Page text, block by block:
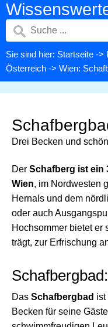
Sie sind hier: Startseite ->
Österreich -> Wien:
Drei Becken und
Der Schafberg ist ein
Wien, im Nordwesten
Hernals und dem
oder auch
Hochsommer bietet er
trägt, zur Erfrischung
Das Schafbergbad ist
Becken für seine